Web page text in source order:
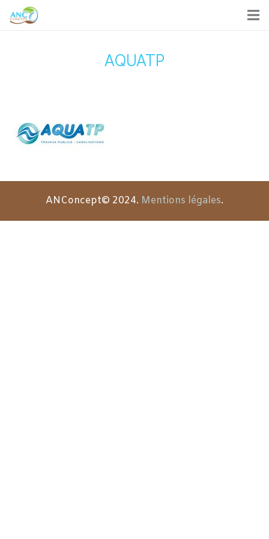
AQUATP
ANConcept© 2024. Mentions légales.